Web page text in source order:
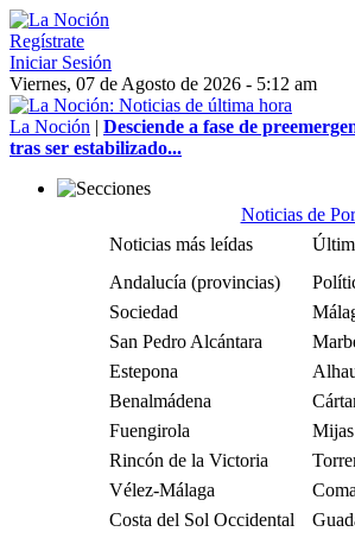
Regístrate
Iniciar Sesión
Viernes, 07 de Agosto de 2026 - 5:12 am
La Noción | Desciende a fase de
tras ser estabilizado...
Noticias de
Noticias más leídas
Andalucía (provincias)
Sociedad
San Pedro Alcántara
Estepona
Benalmádena
Fuengirola
Mijas
Rincón de la Victoria
Vélez-Málaga
Costa del Sol Occidental